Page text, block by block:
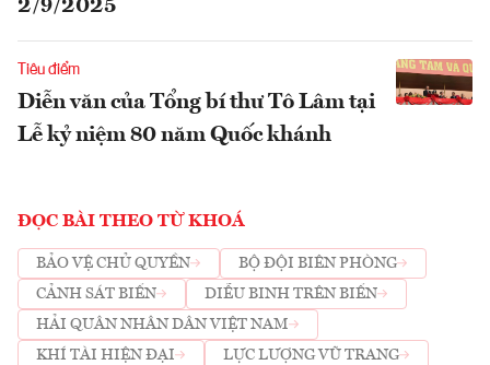
2/9/2025
Tiêu điểm
Diễn văn của Tổng bí thư Tô Lâm tại
Lễ kỷ niệm 80 năm Quốc khánh
ĐỌC BÀI THEO TỪ KHOÁ
BẢO VỆ CHỦ QUYỀN
BỘ ĐỘI BIÊN PHÒNG
CẢNH SÁT BIỂN
DIỄU BINH TRÊN BIỂN
HẢI QUÂN NHÂN DÂN VIỆT NAM
KHÍ TÀI HIỆN ĐẠI
LỰC LƯỢNG VŨ TRANG